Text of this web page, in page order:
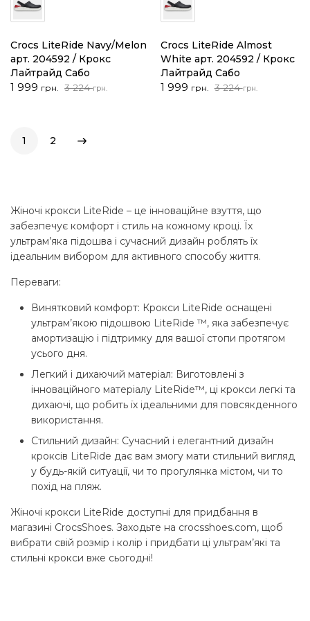
Жіночі крокси LiteRide – це інноваційне взуття, що
забезпечує комфорт і стиль на кожному кроці. Їх
ультрам’яка підошва і сучасний дизайн роблять їх
ідеальним вибором для активного способу життя.
Переваги:
Винятковий комфорт: Крокси LiteRide оснащені
ультрам’якою підошвою LiteRide ™, яка забезпечує
амортизацію і підтримку для вашої стопи протягом
усього дня.
Легкий і дихаючий матеріал: Виготовлені з
інноваційного матеріалу LiteRide™, ці крокси легкі та
дихаючі, що робить їх ідеальними для повсякденного
використання.
Стильний дизайн: Сучасний і елегантний дизайн
кроксів LiteRide дає вам змогу мати стильний вигляд
у будь-якій ситуації, чи то прогулянка містом, чи то
похід на пляж.
Жіночі крокси LiteRide доступні для придбання в
магазині CrocsShoes. Заходьте на crocsshoes.com, щоб
вибрати свій розмір і колір і придбати ці ультрам’які та
стильні крокси вже сьогодні!
Crocs LiteRide Navy/Melon
арт. 204592 / Крокс
Лайтрайд Сабо
3 224грн.
Оригінальна
1 999 грн.
Поточна
Crocs LiteRide Almost
White арт. 204592 / Крокс
Лайтрайд Сабо
3 224грн.
Оригінальна
1 999 грн.
Поточна
1 2